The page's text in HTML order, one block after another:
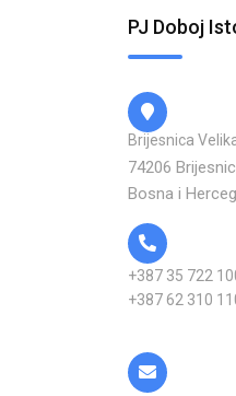
PJ Doboj
Brijesnica
74206
Bosna i
+387 35 722
+387 62 310